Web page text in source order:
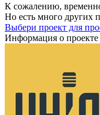
К сожалению,
Но есть много других
Выбери проект для
Информация о проекте